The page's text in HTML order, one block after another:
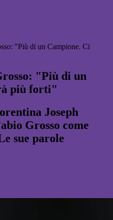
"Più di un Campione. Ci
"Più di un
più forti"
Joseph
Grosso come
sue parole